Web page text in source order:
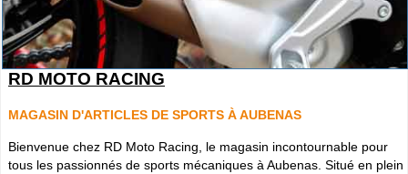
RD MOTO RACING
MAGASIN D'ARTICLES DE SPORTS À AUBENAS
Bienvenue chez RD Moto Racing, le magasin incontournable pour
tous les passionnés de sports mécaniques à Aubenas. Situé en plein